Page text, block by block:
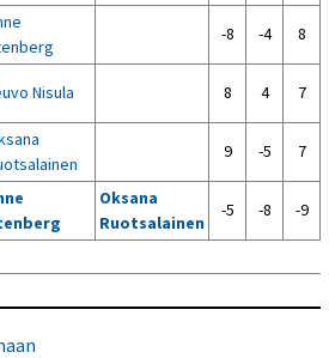
-8 -4 8
Nisula 8 4 7
9 -5 7
Oksana
Ruotsalainen
-5 -8 -9